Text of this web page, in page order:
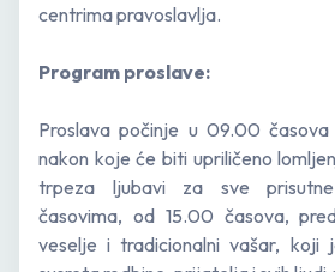
centrima pravoslavlja.
​Program proslave:
​Proslava počinje u 09.00
nakon koje će biti upriličeno
trpeza ljubavi za sve
časovima, od 15.00 časova,
veselje i tradicionalni vašar, koji